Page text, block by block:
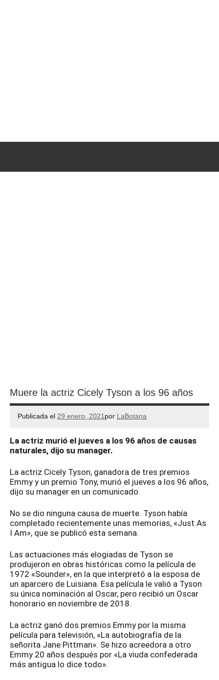
Muere la actriz Cicely Tyson a los 96 años
Publicada el 29 enero, 2021por LaBotana
La actriz murió el jueves a los 96 años de causas
naturales, dijo su manager.
La actriz Cicely Tyson, ganadora de tres premios
Emmy y un premio Tony, murió el jueves a los 96 años,
dijo su manager en un comunicado.
No se dio ninguna causa de muerte. Tyson había
completado recientemente unas memorias, «Just As
I Am», que se publicó esta semana.
Las actuaciones más elogiadas de Tyson se
produjeron en obras históricas como la película de
1972 «Sounder», en la que interpretó a la esposa de
un aparcero de Luisiana. Esa película le valió a Tyson
su única nominación al Oscar, pero recibió un Oscar
honorario en noviembre de 2018.
La actriz ganó dos premios Emmy por la misma
película para televisión, «La autobiografía de la
señorita Jane Pittman». Se hizo acreedora a otro
Emmy 20 años después por «La viuda confederada
más antigua lo dice todo».